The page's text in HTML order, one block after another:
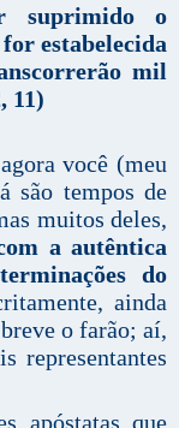
suprimido o
estabelecida
mil
11)
você (meu
são tempos de
muitos deles,
a autêntica
do
ainda
o farão; aí,
representantes
apóstatas que